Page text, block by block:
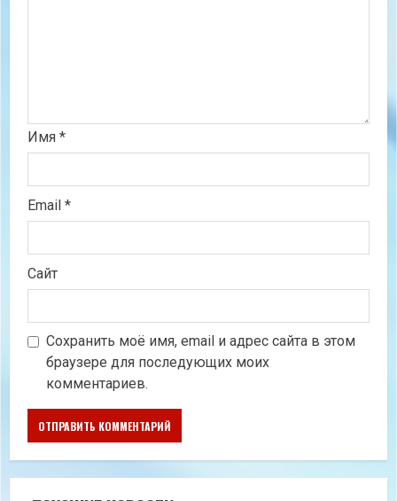
Имя *
Email *
Сайт
Сохранить моё имя, email и адрес сайта в этом
браузере для последующих моих
комментариев.